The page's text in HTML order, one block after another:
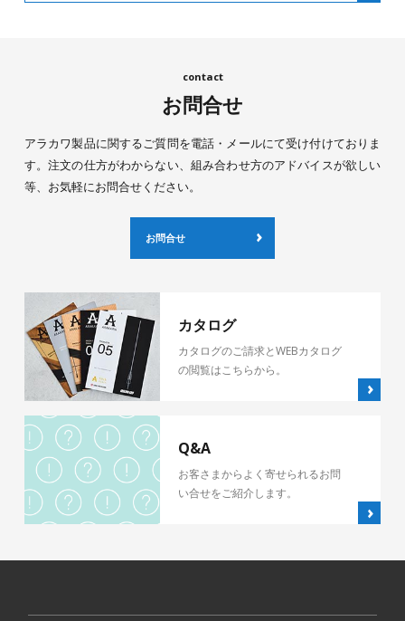
お問合せ
アラカワ製品に関するご質問を電話・メールにて受け付けておりま
す。注文の仕方がわからない、組み合わせ方のアドバイスが欲しい
等、お気軽にお問合せください。
お問合せ
カタログ
カタログのご請求とWEBカタログ
の閲覧はこちらから。
Q&A
お客さまからよく寄せられるお問
い合せをご紹介します。